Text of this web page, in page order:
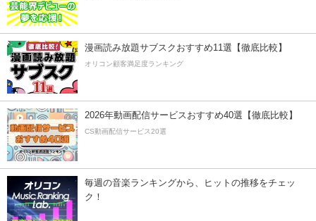
漫画読み放題サブスクおすすめ11選【徹底比較】
オリコン顧客満足度ランキング
2026年動画配信サービスおすすめ40選【徹底比較】
CS動画配信サービス20選
毎週の音楽ランキングから、ヒットの推移をチェッ
ク！